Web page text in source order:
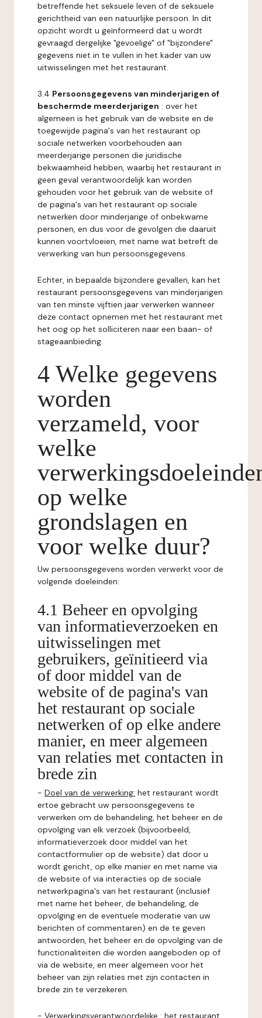
betreffende het seksuele leven of de seksuele
gerichtheid van een natuurlijke persoon. In dit
opzicht wordt u geïnformeerd dat u wordt
gevraagd dergelijke "gevoelige" of "bijzondere"
gegevens niet in te vullen in het kader van uw
uitwisselingen met het restaurant.
3.4 Persoonsgegevens van minderjarigen of
beschermde meerderjarigen : over het
algemeen is het gebruik van de website en de
toegewijde pagina's van het restaurant op
sociale netwerken voorbehouden aan
meerderjarige personen die juridische
bekwaamheid hebben, waarbij het restaurant in
geen geval verantwoordelijk kan worden
gehouden voor het gebruik van de website of
de pagina's van het restaurant op sociale
netwerken door minderjarige of onbekwame
personen, en dus voor de gevolgen die daaruit
kunnen voortvloeien, met name wat betreft de
verwerking van hun persoonsgegevens.
Echter, in bepaalde bijzondere gevallen, kan het
restaurant persoonsgegevens van minderjarigen
van ten minste vijftien jaar verwerken wanneer
deze contact opnemen met het restaurant met
het oog op het solliciteren naar een baan- of
stageaanbieding.
4 Welke gegevens
worden
verzameld, voor
welke
op welke
grondslagen en
voor welke duur?
Uw persoonsgegevens worden verwerkt voor de
volgende doeleinden:
4.1 Beheer en opvolging
van informatieverzoeken en
uitwisselingen met
gebruikers, geïnitieerd via
of door middel van de
website of de pagina's van
het restaurant op sociale
netwerken of op elke andere
manier, en meer algemeen
van relaties met contacten in
brede zin
- Doel van de verwerking: het restaurant wordt
ertoe gebracht uw persoonsgegevens te
verwerken om de behandeling, het beheer en de
opvolging van elk verzoek (bijvoorbeeld,
informatieverzoek door middel van het
contactformulier op de website) dat door u
wordt gericht, op elke manier en met name via
de website of via interacties op de sociale
netwerkpagina's van het restaurant (inclusief
met name het beheer, de behandeling, de
opvolging en de eventuele moderatie van uw
berichten of commentaren) en de te geven
antwoorden, het beheer en de opvolging van de
functionaliteiten die worden aangeboden op of
via de website, en meer algemeen voor het
beheer van zijn relaties met zijn contacten in
brede zin te verzekeren.
- Verwerkingsverantwoordelijke : het restaurant.